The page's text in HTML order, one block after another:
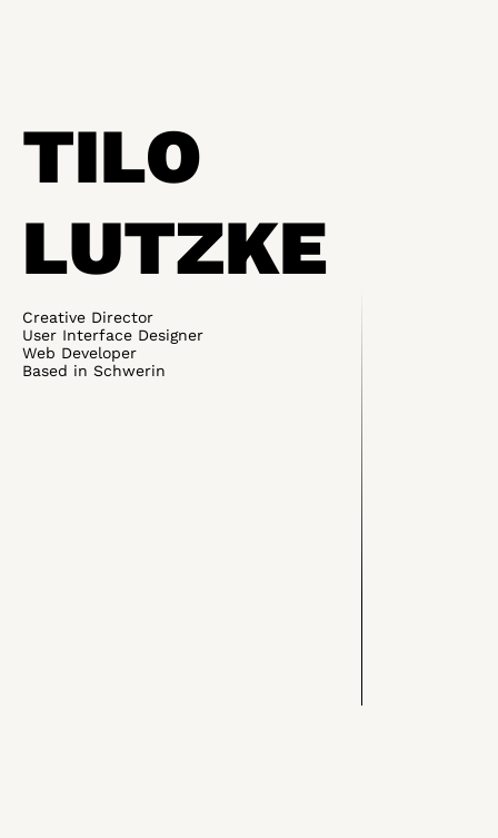
TILO
LUTZKE
Creative Director
User Interface Designer
Web Developer
Based in Schwerin